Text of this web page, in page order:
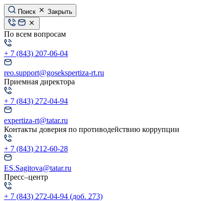
Поиск Закрыть
По всем вопросам
+ 7 (843) 207-06-04
reo.support@gosekspertiza-rt.ru
Приемная директора
+ 7 (843) 272-04-94
expertiza-rt@tatar.ru
Контакты доверия по противодействию коррупции
+ 7 (843) 212-60-28
ES.Sagitova@tatar.ru
Пресс–центр
+ 7 (843) 272-04-94 (доб. 273)